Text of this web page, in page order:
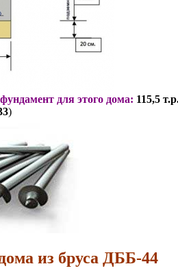
для этого дома: 115,5
)
из бруса ДББ-44